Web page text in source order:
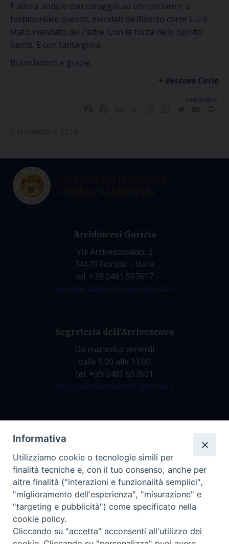
E allora andate con coraggio ad annunciare e a
testimoniare questo, mandati da Risorto come Lui è
stato mandato dal Padre. Con la forza dello Spirito
Santo. E con tanta gioia.
Buon lavoro e grazie.​
+ Vescovo Carlo
condividi su
Arcidiocesi Gorizia
Via Arcivescovado, 2
34170 Gorizia – Italia
tel. +39 0481 597617
cancelleria@arcidiocesi.gorizia.it
Segreteria dell’Arcivescovo
Da martedì a venerdì
dalle 9.00 alle 13.00
tel. +39 0481 597601
episcopio@arcidiocesi.gorizia.it
dalle 9.00 alle 12.30
tel. +39 0481 597628
archivio@arcidiocesi.gorizia.it
Ufficio Comunicazioni Sociali
Informativa
Utilizziamo cookie o tecnologie simili per
finalità tecniche e, con il tuo consenso, anche per
altre finalità ("interazioni e funzionalità semplici",
"miglioramento dell'esperienza", "misurazione" e
"targeting e pubblicità") come specificato nella
cookie policy.
Cliccando su "accetta" acconsenti all'utilizzo dei